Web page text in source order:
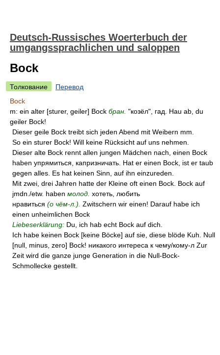
Deutsch-Russisches Woerterbuch der
umgangssprachlichen und saloppen
Bock
Толкование
Перевод
Bock
m: ein alter [sturer, geiler] Bock бран. "козёл", гад. Hau ab, du
geiler Bock!
Dieser geile Bock treibt sich jeden Abend mit Weibern mm.
So ein sturer Bock! Will keine Rücksicht auf uns nehmen.
Dieser alte Bock rennt allen jungen Mädchen nach, einen Bock
haben упрямиться, капризничать. Hat er einen Bock, ist er taub
gegen alles. Es hat keinen Sinn, auf ihn einzureden.
Mit zwei, drei Jahren hatte der Kleine oft einen Bock. Bock auf
jmdn./etw. haben молод. хотеть, любить
нравиться (о чём-л.). Zwitschern wir einen! Darauf habe ich
einen unheimlichen Bock
Liebeserklärung: Du, ich hab echt Bock auf dich.
Ich habe keinen Bock [keine Böcke] auf sie, diese blöde Kuh. Null
[null, minus, zero] Bock! никакого интереса к чему/кому-л Zur
Zeit wird die ganze junge Generation in die Null-Bock-
Schmollecke gestellt.